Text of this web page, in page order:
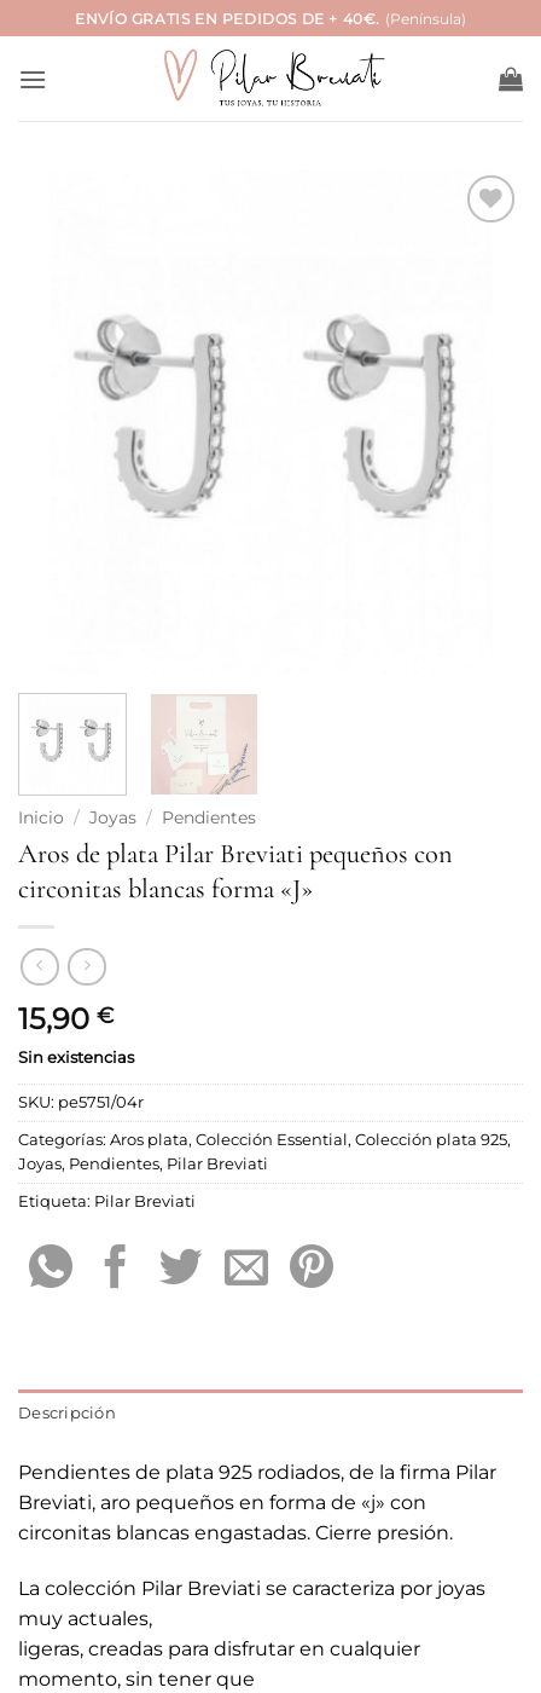
al
contenido
ENVÍO GRATIS EN PEDIDOS DE + 40€. (Península)
Inicio / Joyas / Pendientes
Aros de plata Pilar Breviati pequeños con
circonitas blancas forma «J»
15,90 €
Sin existencias
SKU: pe5751/04r
Categorías: Aros plata, Colección Essential, Colección plata 925,
Joyas, Pendientes, Pilar Breviati
Etiqueta: Pilar Breviati
Descripción
Pendientes de plata 925 rodiados, de la firma Pilar
Breviati, aro pequeños en forma de «j» con
circonitas blancas engastadas. Cierre presión.
La colección Pilar Breviati se caracteriza por joyas
muy actuales,
ligeras, creadas para disfrutar en cualquier
momento, sin tener que